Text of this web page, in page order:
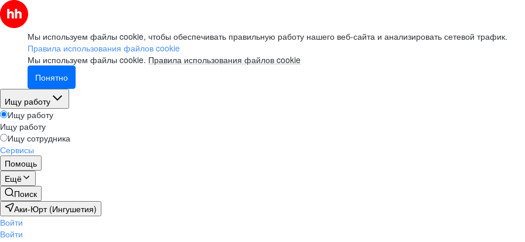
Мы используем файлы cookie, чтобы обеспечивать правильную работу нашего веб-сайта и анализировать сетевой трафик.
Правила использования файлов cookie
Мы используем файлы cookie. Правила использования файлов cookie
Понятно
Ищу работу
Ищу работу
Ищу работу
Ищу сотрудника
Сервисы
Помощь
Ещё
Поиск
Аки-Юрт (Ингушетия)
Войти
Войти